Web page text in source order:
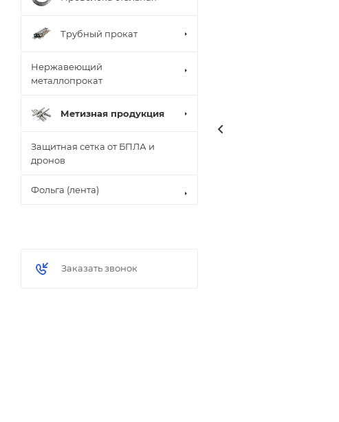
Трубный прокат
Нержавеющий
металлопрокат
Метизная продукция
Защитная сетка от БПЛА и
дронов
Фольга (лента)
Заказать звонок